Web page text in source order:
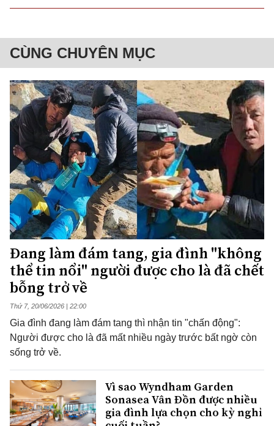
CÙNG CHUYÊN MỤC
Đang làm đám tang, gia đình "không
thể tin nổi" người được cho là đã chết
bỗng trở về
Thứ 7, 20/06/2026 | 22:00
Gia đình đang làm đám tang thì nhận tin "chấn động":
Người được cho là đã mất nhiều ngày trước bất ngờ còn
sống trở về.
Vì sao Wyndham Garden
Sonasea Vân Đồn được nhiều
gia đình lựa chọn cho kỳ nghỉ